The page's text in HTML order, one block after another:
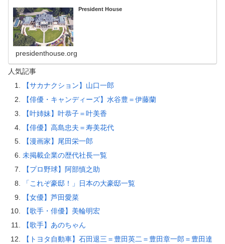
President House
presidenthouse.org
人気記事
【サカナクション】山口一郎
【俳優・キャンディーズ】水谷豊＝伊藤蘭
【叶姉妹】叶恭子＝叶美香
【俳優】高島忠夫＝寿美花代
【漫画家】尾田栄一郎
未掲載企業の歴代社長一覧
【プロ野球】阿部慎之助
「これぞ豪邸！」日本の大豪邸一覧
【女優】芦田愛菜
【歌手・俳優】美輪明宏
【歌手】あのちゃん
【トヨタ自動車】石田退三＝豊田英二＝豊田章一郎＝豊田達